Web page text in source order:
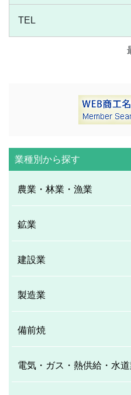
TEL
業種別から探す
農業・林業・漁業
鉱業
建設業
製造業
備前焼
電気・ガス・熱供給・水道